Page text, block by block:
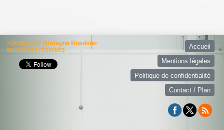
©2026-2027 Bretagne Roadster
tous droits réservés
Accueil
Mentions légales
Politique de confidentialité
Contact / Plan